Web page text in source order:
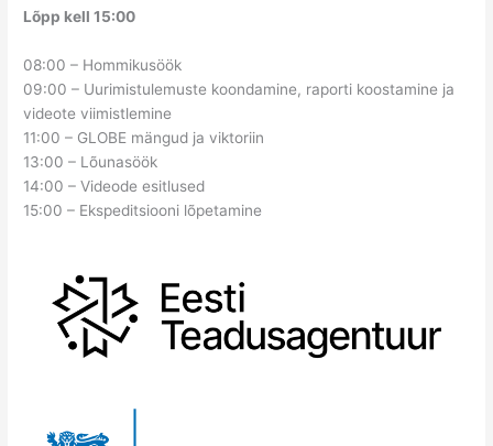
Lõpp kell 15:00
08:00 – Hommikusöök
09:00 – Uurimistulemuste koondamine, raporti koostamine ja
videote viimistlemine
11:00 – GLOBE mängud ja viktoriin
13:00 – Lõunasöök
14:00 – Videode esitlused
15:00 – Ekspeditsiooni lõpetamine